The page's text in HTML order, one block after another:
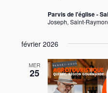
Parvis de l'église -
Joseph, Saint-
février 2026
MER
25